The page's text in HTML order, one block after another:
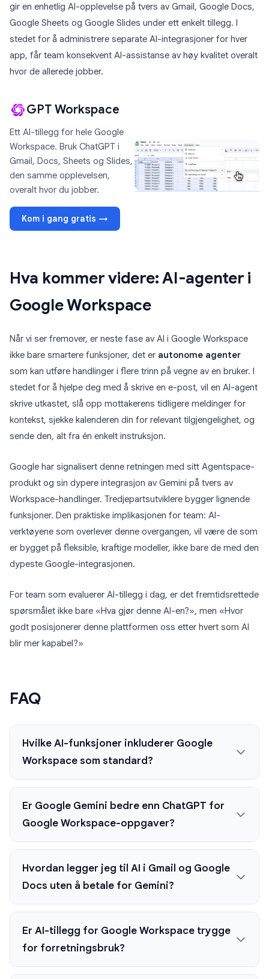
gir en enhetlig AI-opplevelse på tvers av Gmail, Google Docs,
Google Sheets og Google Slides under ett enkelt tillegg. I
stedet for å administrere separate AI-integrasjoner for hver
app, får team konsekvent AI-assistanse av høy kvalitet overalt
hvor de allerede jobber.
GPT Workspace
Ett AI-tillegg for hele Google
Workspace. Bruk ChatGPT i
Gmail, Docs, Sheets og Slides,
den samme opplevelsen,
overalt hvor du jobber.
Kom i gang gratis →
Hva kommer videre: AI-agenter i
Google Workspace
Når vi ser fremover, er neste fase av AI i Google Workspace
ikke bare smartere funksjoner, det er autonome agenter
som kan utføre handlinger i flere trinn på vegne av en bruker. I
stedet for å hjelpe deg med å skrive en e-post, vil en AI-agent
skrive utkastet, slå opp mottakerens tidligere meldinger for
kontekst, sjekke kalenderen din for relevant tilgjengelighet, og
sende den, alt fra én enkelt instruksjon.
Google har signalisert denne retningen med sitt Agentspace-
produkt og sin dypere integrasjon av Gemini på tvers av
Workspace-handlinger. Tredjepartsutviklere bygger lignende
funksjoner. Den praktiske implikasjonen for team: AI-
verktøyene som overlever denne overgangen, vil være de som
er bygget på fleksible, kraftige modeller, ikke bare de med den
dypeste Google-integrasjonen.
For team som evaluerer AI-tillegg i dag, er det fremtidsrettede
spørsmålet ikke bare «Hva gjør denne AI-en?», men «Hvor
godt posisjonerer denne plattformen oss etter hvert som AI
blir mer kapabel?»
FAQ
Hvilke AI-funksjoner inkluderer Google
Workspace som standard?
Er Google Gemini bedre enn ChatGPT for
Google Workspace-oppgaver?
Hvordan legger jeg til AI i Gmail og Google
Docs uten å betale for Gemini?
Er AI-tillegg for Google Workspace trygge
for forretningsbruk?